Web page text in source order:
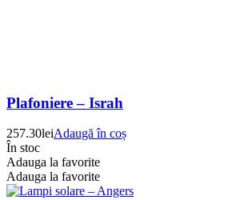
Plafoniere – Israh
257.30leiAdaugă în coș
În stoc
Adauga la favorite
Adauga la favorite